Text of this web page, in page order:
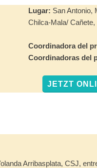
Lugar: San Antonio,
Chilca-Mala/ Cañete,
Coordinadora del
Coordinadoras del
JETZT
Arribasplata, CSJ,